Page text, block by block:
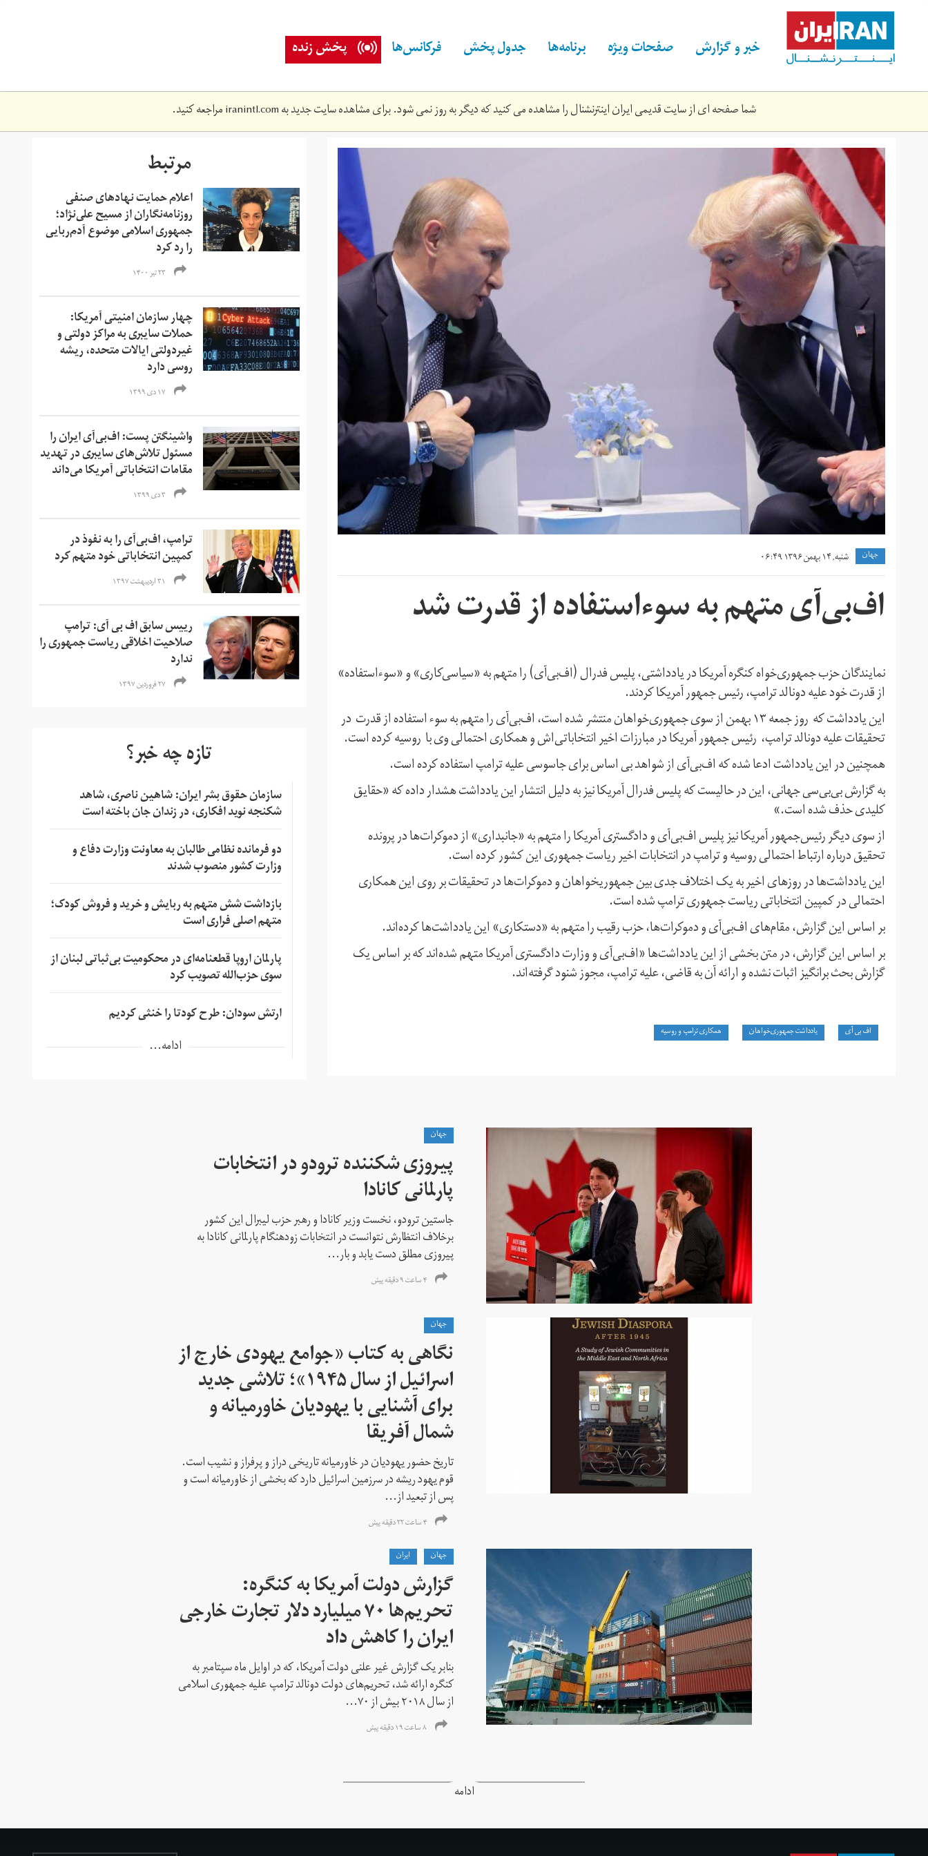
content خبر و گزارش صفحات ویژه برنامه‌ها جدول پخش فرکانس‌ها پخش زنده
شما صفحه ای از سایت قدیمی ایران اینترنشنال را مشاهده می کنید که دیگر به روز نمی شود. برای مشاهده سایت جدید بهiranintl.comمراجعه کنید.
trmp-
pwtyn-
1.jpg
جهان شنبه, ۱۴ بهمن ۱۳۹۶ ۰۶:۴۹
اف‌بی‌آی متهم به سوء‌استفاده از قدرت شد
نمایندگان حزب جمهوری‌خواه کنگره آمریکا در یادداشتی،‌ پلیس فدرال (اف‌بی‌‌آی) را متهم به «سیاسی‌کاری» و «سوء‌استفاده»
از قدرت خود علیه دونالد ترامپ، رئیس جمهور آمریکا کردند.
این یادداشت که روز جمعه ۱۳ بهمن از سوی جمهوری‌خواهان منتشر شده است، اف‌بی‌آی را متهم به سوء استفاده از قدرت در
تحقیقات علیه دونالد ترامپ، رئیس جمهور آمریکا در مبارزات اخیر انتخاباتی‌اش و همکاری احتمالی وی با روسیه کرده است.
همچنین در این یادداشت ادعا شده که اف‌بی‌آی از شواهد بی اساس برای جاسوسی علیه ترامپ استفاده کرده است.
به گزارش بی‌بی‌سی‌ جهانی، این در حالیست که پلیس فدرال آمریکا نیز به دلیل انتشار این یادداشت هشدار داده که «حقایق
کلیدی حذف شده است.»
از سوی دیگر رئیس‌جمهور آمریکا نیز پلیس اف‌بی‌آی و دادگستری آمریکا را متهم به «جانبداری» از دموکرات‌‌ها در پرونده
تحقیق درباره ارتباط احتمالی روسیه و ترامپ در انتخابات اخیر ریاست جمهوری این کشور کرده است.
این یادداشت‌ها در روزهای اخیر به یک اختلاف جدی بین جمهوریخواهان و دموکرات‌ها در تحقیقات بر روی این همکاری
احتمالی در کمپین انتخاباتی ریاست جمهوری ترامپ شده است.
بر اساس این گزارش، مقام‌های اف‌بی‌آی و دموکرات‌ها، حزب رقیب را متهم به «دستکاری» این یادداشت‌‌ها کرده‌اند.
بر اساس این گزارش، در متن بخشی از این یادداشت‌ها «اف‌بی‌آی و وزارت دادگستری آمریکا متهم شده‌اند که بر اساس یک
گزارش بحث برانگیز اثبات نشده و ارائه آن به قاضی، علیه ترامپ، مجوز شنود گرفته‌اند.
اف بی آی یادداشت جمهوری‌خواهان همکاری ترامپ و روسیه
مرتبط
اعلام حمایت نهادهای صنفی
روزنامه‌نگاران از مسیح علی‌نژاد؛
جمهوری اسلامی موضوع آدم‌ربایی
را رد کرد
۲۳ تیر ۱۴۰۰
چهار سازمان امنیتی آمریکا:
حملات سایبری به مراکز دولتی و
غیردولتی ایالات متحده، ریشه
روسی دارد
۱۷ دی ۱۳۹۹
واشینگتن پست: اف‌بی‌آی ایران را
مسئول تلاش‌های سایبری در تهدید
مقامات انتخاباتی آمریکا می‌داند
۳ دی ۱۳۹۹
ترامپ، اف‌بی‌آی را به نفوذ در
کمپین انتخاباتی خود متهم کرد
۳۱ اردیبهشت ۱۳۹۷
رییس سابق اف بی آی: ترامپ
صلاحیت اخلاقی ریاست جمهوری را
ندارد
۲۷ فروردین ۱۳۹۷
تازه چه خبر؟
سازمان حقوق بشر ایران: شاهین ناصری، شاهد
شکنجه نوید افکاری، در زندان جان باخته است
دو فرمانده نظامی طالبان به معاونت وزارت دفاع و
وزارت کشور منصوب شدند
بازداشت شش متهم به ربایش و خرید و فروش کودک؛
متهم اصلی فراری است
پارلمان اروپا قطعنامه‌ای در محکومیت بی‌ثباتی لبنان از
سوی حزب‌الله تصویب کرد
ارتش سودان: طرح کودتا را خنثی کردیم
ادامه...
جهان
پیروزی شکننده ترودو در انتخابات
پارلمانی کانادا
جاستین ترودو، نخست وزیر کانادا و رهبر حزب لیبرال این کشور
برخلاف انتظارش نتوانست در انتخابات زود‌هنگام پارلمانی کانادا به
پیروزی مطلق دست یابد و بار...
۴ ساعت ۹ دقیقه پیش
جهان
نگاهی به کتاب «جوامع یهودی خارج از
اسرائیل از سال ۱۹۴۵»؛ تلاشی جدید
برای آشنایی با یهودیان خاورمیانه و
شمال آفریقا
تاریخ حضور یهودیان در خاورمیانه تاریخی دراز و پرفراز و نشیب است.
قوم یهود ریشه در سرزمین اسرائیل دارد که بخشی از خاورمیانه است و
پس از تبعید از...
۴ ساعت ۲۲ دقیقه پیش
جهان
ايران
گزارش دولت آمریکا به کنگره:
تحریم‌ها ۷۰ میلیارد دلار تجارت خارجی
ایران را کاهش داد
بنابر یک گزارش غیر علنی دولت آمریکا، که در اوایل ماه سپتامبر به
کنگره ارائه شد، تحریم‌های دولت دونالد ترامپ علیه جمهوری اسلامی
از سال ۲۰۱۸ بیش از ۷۰...
۸ ساعت ۱۹ دقیقه پیش
ادامه